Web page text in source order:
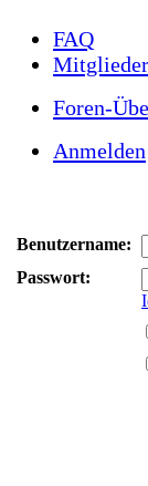
FAQ
Mitglieder
Foren-
Anmelden
Benutzername:
Passwort: